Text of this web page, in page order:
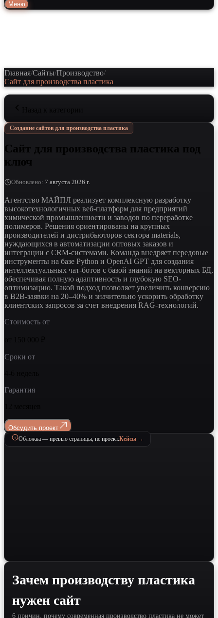
Меню
Главная/Сайты/Производство/
Сайт для производства пластика
Создание сайтов для производства пластика
Сайт для производства пластика под
ключ
Обновлено: 7 августа 2026 г.
Агентство МАЙПЛ реализует комплексную разработку
высокотехнологичных веб-платформ для предприятий
химической промышленности и заводов по переработке
полимеров. Решения ориентированы на крупных
производителей и дистрибьюторов сектора materials,
нуждающихся в автоматизации оптовых заказов и
интеграции с CRM-системами. Команда внедряет передовые
инструменты на базе Python и OpenAI GPT для создания
интеллектуальных чат-ботов с базой знаний на векторных БД,
обеспечивая полную адаптивность и глубокую SEO-
оптимизацию. Такой подход позволяет увеличить конверсию
в B2B-заявки на 20–40% и значительно ускорить обработку
клиентских запросов за счет внедрения RAG-технологий.
Стоимость от
Сроки от
Гарантия
Обсудить проект
Обложка — превью страницы, не проект.Кейсы →
Зачем производству пластика
нужен сайт
6 причин, почему современная производство пластика не может